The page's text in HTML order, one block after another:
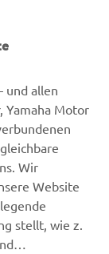
body. This
brand on the
by
und allen
Yamaha Motor
Wir
Website
stellt, wie z.